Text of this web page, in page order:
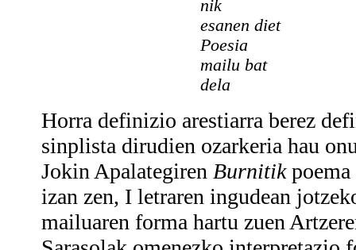
nik
esanen diet
Poesia
mailu bat
dela
Horra definizio arestiarra berez
sinplista dirudien ozarkeria hau
Jokin Apalategiren Burnitikpoema
izan zen, I letraren ingudean
mailuaren forma hartu zuen